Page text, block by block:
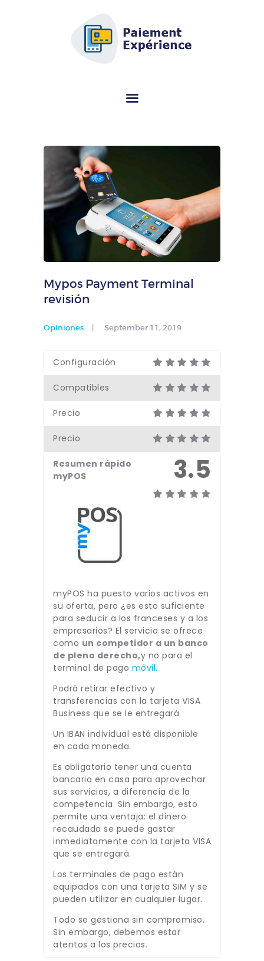
AFSCM.ORG - GUÍA DE COMPRAS
¿Está buscando información sobre el terminal de pago (TPE)? Este portal
especializado lo ayuda a elegir el modelo correcto de forma gratuita.
TERMINAL DE PAGO
MÓVIL
OPINIONES
A PROPÓSITO
Mypos Payment Terminal
revisión
Opiniones September 11, 2019
Configuración
Compatibles
Precio
Precio
3.5
Resumen rápido
myPOS
myPOS ha puesto varios activos en
su oferta, pero ¿es esto suficiente
para seducir a los franceses y a los
empresarios? El servicio se ofrece
como un competidor a un banco
de pleno derecho,y no para el
terminal de pago móvil.
Podrá retirar efectivo y
transferencias con la tarjeta VISA
Business que se le entregará.
Un IBAN individual está disponible
en cada moneda.
Es obligatorio tener una cuenta
bancaria en casa para aprovechar
sus servicios, a diferencia de la
competencia. Sin embargo, esto
permite una ventaja: el dinero
recaudado se puede gastar
inmediatamente con la tarjeta VISA
que se entregará.
Los terminales de pago están
equipados con una tarjeta SIM y se
pueden utilizar en cualquier lugar.
Todo se gestiona sin compromiso.
Sin embargo, debemos estar
atentos a los precios.